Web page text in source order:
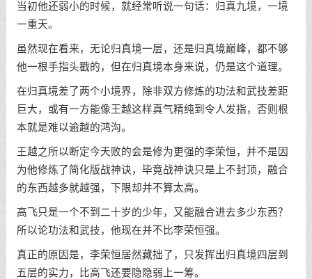
当初他还弱小的时候，就经常听说一句话：归真九境，一境
一重天。
虽然现在看来，无论归真境一层，还是归真境巅峰，都不够
他一根手指头戳的，但在归真境本身来说，仍是这个道理。
在归真境差了两个小境界，除非双方修炼的功法和武技差距
巨大，或有一方能像王越这样真气精纯到令人发指，否则根
本就是难以逾越的鸿沟。
王越之所以断定今天败的会是修为更强的李荣恒，并不是因
为他修炼了简化版战神诀，毕竟战神诀只是上不封顶，融合
的东西越多就越强，下限却并不算太高。
高飞只是一个不到二十岁的少年，又能融合进去多少东西？
所以论功法和武技，他现在并不比李荣恒强。
真正的原因是，李荣恒居然藏拙了，只发挥出归真境四层到
五层的实力，比高飞还要隐隐弱上一筹。